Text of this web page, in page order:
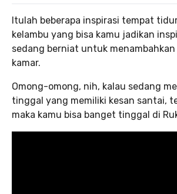
Itulah beberapa inspirasi tempat
kelambu yang bisa kamu jadikan
sedang berniat untuk menambahkan
kamar.
Omong-omong, nih, kalau sedang
tinggal yang memiliki kesan santai,
maka kamu bisa banget tinggal di